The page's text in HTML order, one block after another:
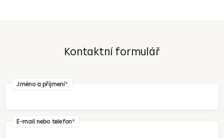
Kontaktní formulář
Jméno a příjmení
E-mail nebo telefon